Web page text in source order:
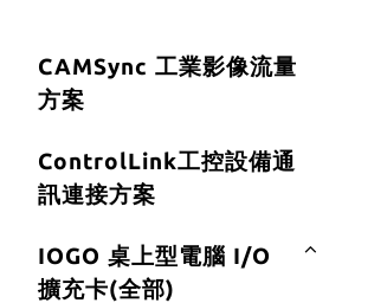
CAMSync 工業影像流量
方案
ControlLink工控設備通
訊連接方案
IOGO 桌上型電腦 I/O
擴充卡(全部)